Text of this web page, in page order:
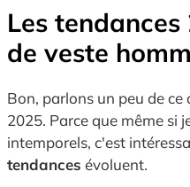
Les
de veste
Bon, parlons un peu de
2025. Parce que même si
intemporels, c'est
tendances évoluent.